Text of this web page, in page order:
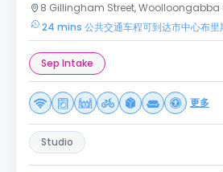
8 Gillingham Street, Woolloongabba
24 mins 公共交通车程可到达市中心布里
Sep Intake
更多
Studio